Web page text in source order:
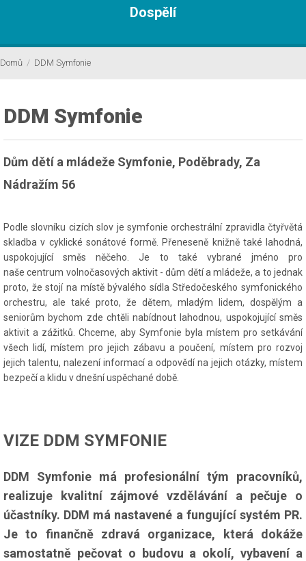
Dospělí
Domů / DDM Symfonie
DDM Symfonie
Dům dětí a mládeže Symfonie, Poděbrady, Za
Nádražím 56
Podle slovníku cizích slov je symfonie orchestrální zpravidla čtyřvětá
skladba v cyklické sonátové formě. Přeneseně knižně také lahodná,
uspokojující směs něčeho. Je to také vybrané jméno pro
naše centrum volnočasových aktivit - dům dětí a mládeže, a to jednak
proto, že stojí na místě bývalého sídla Středočeského symfonického
orchestru, ale také proto, že dětem, mladým lidem, dospělým a
seniorům bychom zde chtěli nabídnout lahodnou, uspokojující směs
aktivit a zážitků. Chceme, aby Symfonie byla místem pro setkávání
všech lidí, místem pro jejich zábavu a poučení, místem pro rozvoj
jejich talentu, nalezení informací a odpovědí na jejich otázky, místem
bezpečí a klidu v dnešní uspěchané době.
VIZE DDM SYMFONIE
DDM Symfonie má profesionální tým pracovníků,
realizuje kvalitní zájmové vzdělávání a pečuje o
účastníky. DDM má nastavené a fungující systém PR.
Je to finančně zdravá organizace, která dokáže
samostatně pečovat o budovu a okolí, vybavení a